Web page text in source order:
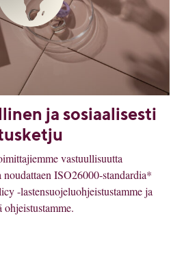
ja sosiaalisesti
vastuullisuutta
ISO26000-standardia*
-lastensuojeluohjeistustamme ja